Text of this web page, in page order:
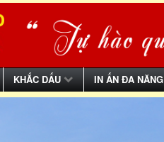
KHẮC DẤU IN ẤN ĐA NĂNG